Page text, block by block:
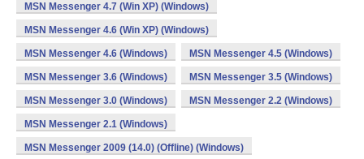
MSN Messenger 4.7 (Win XP) (Windows)
MSN Messenger 4.6 (Win XP) (Windows)
MSN Messenger 4.6 (Windows) MSN Messenger 4.5 (Windows)
MSN Messenger 3.6 (Windows) MSN Messenger 3.5 (Windows)
MSN Messenger 3.0 (Windows) MSN Messenger 2.2 (Windows)
MSN Messenger 2.1 (Windows)
MSN Messenger 2009 (14.0) (Offline) (Windows)